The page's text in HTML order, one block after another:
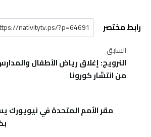
رابط مختصر
السابق
النرويج: إغلاق رياض الأطفال
من انتشار كورونا
مقر الأمم المتحدة في نيويورك